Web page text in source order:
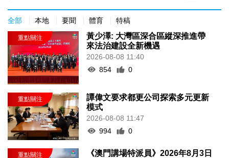
全部 本地 要聞 體育 特稿
黃少澤: 大灣區深合區縱深推進帶
來法治建設全新機遇
2026-08-08 11:40
854
0
譚偉文要求都更公司探索多元更新
模式
2026-08-08 11:47
994
0
《澳門講場特派員》2026年8月3日